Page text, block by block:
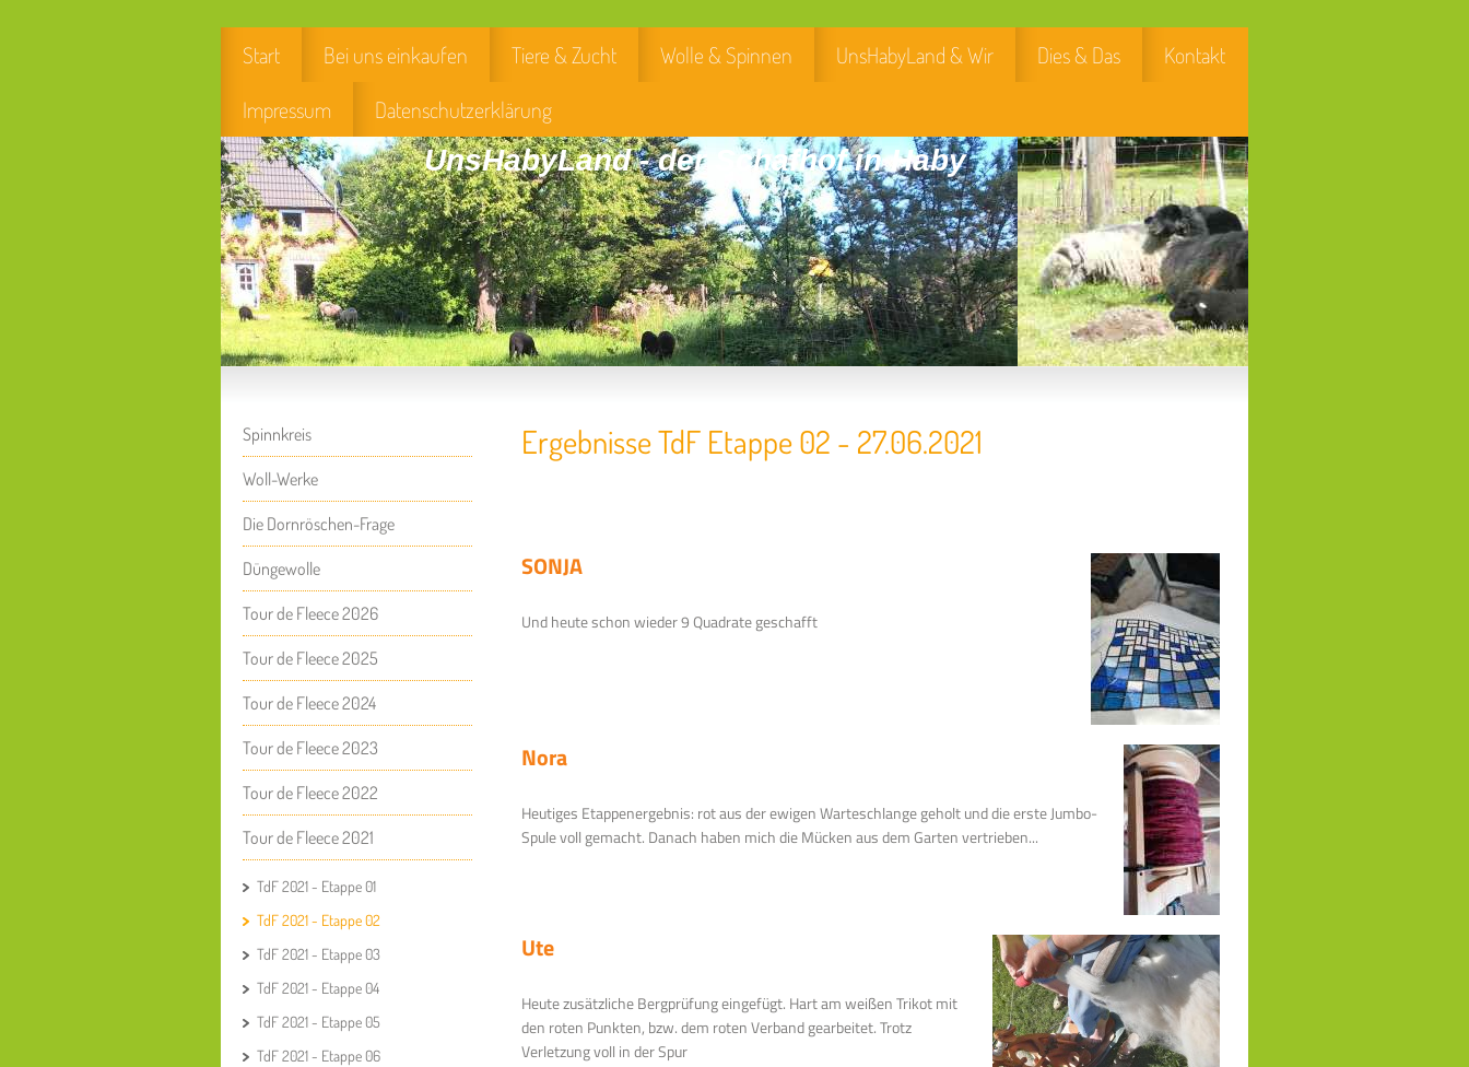
Start Bei uns einkaufen Tiere & Zucht Wolle & Spinnen UnsHabyLand & Wir Dies & Das
Kontakt
Impressum
Datenschutzerklärung
UnsHabyLand - der Schafhof in Haby
Spinnkreis
Woll-Werke
Die Dornröschen-Frage
Düngewolle
Tour de Fleece 2026
Tour de Fleece 2025
Tour de Fleece 2024
Tour de Fleece 2023
Tour de Fleece 2022
Tour de Fleece 2021
TdF 2021 - Etappe 01
TdF 2021 - Etappe 02
TdF 2021 - Etappe 03
TdF 2021 - Etappe 04
TdF 2021 - Etappe 05
TdF 2021 - Etappe 06
Ergebnisse TdF Etappe 02 - 27.06.2021
SONJA
Und heute schon wieder 9 Quadrate geschafft
Nora
Heutiges Etappenergebnis: rot aus der ewigen Warteschlange geholt und die erste Jumbo-
Spule voll gemacht. Danach haben mich die Mücken aus dem Garten vertrieben...
Ute
Heute zusätzliche Bergprüfung eingefügt. Hart am weißen Trikot mit
den roten Punkten, bzw. dem roten Verband gearbeitet. Trotz
Verletzung voll in der Spur